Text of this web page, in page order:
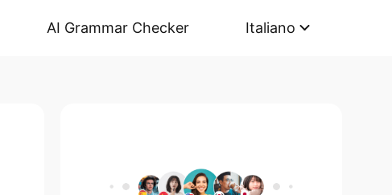
AI Grammar Checker Italiano